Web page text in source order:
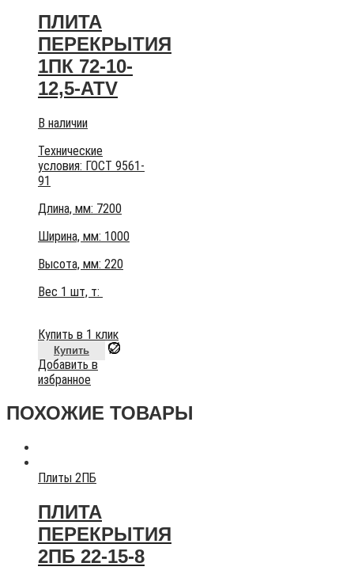
ПЛИТА
ПЕРЕКРЫТИЯ
1ПК 72-10-
12,5-АТV
В наличии
Технические
условия: ГОСТ 9561-
91
Длина, мм: 7200
Ширина, мм: 1000
Высота, мм: 220
Вес 1 шт, т:
Купить в 1 клик
Купить
Добавить в
избранное
ПОХОЖИЕ ТОВАРЫ
Плиты 2ПБ
ПЛИТА
ПЕРЕКРЫТИЯ
2ПБ 22-15-8